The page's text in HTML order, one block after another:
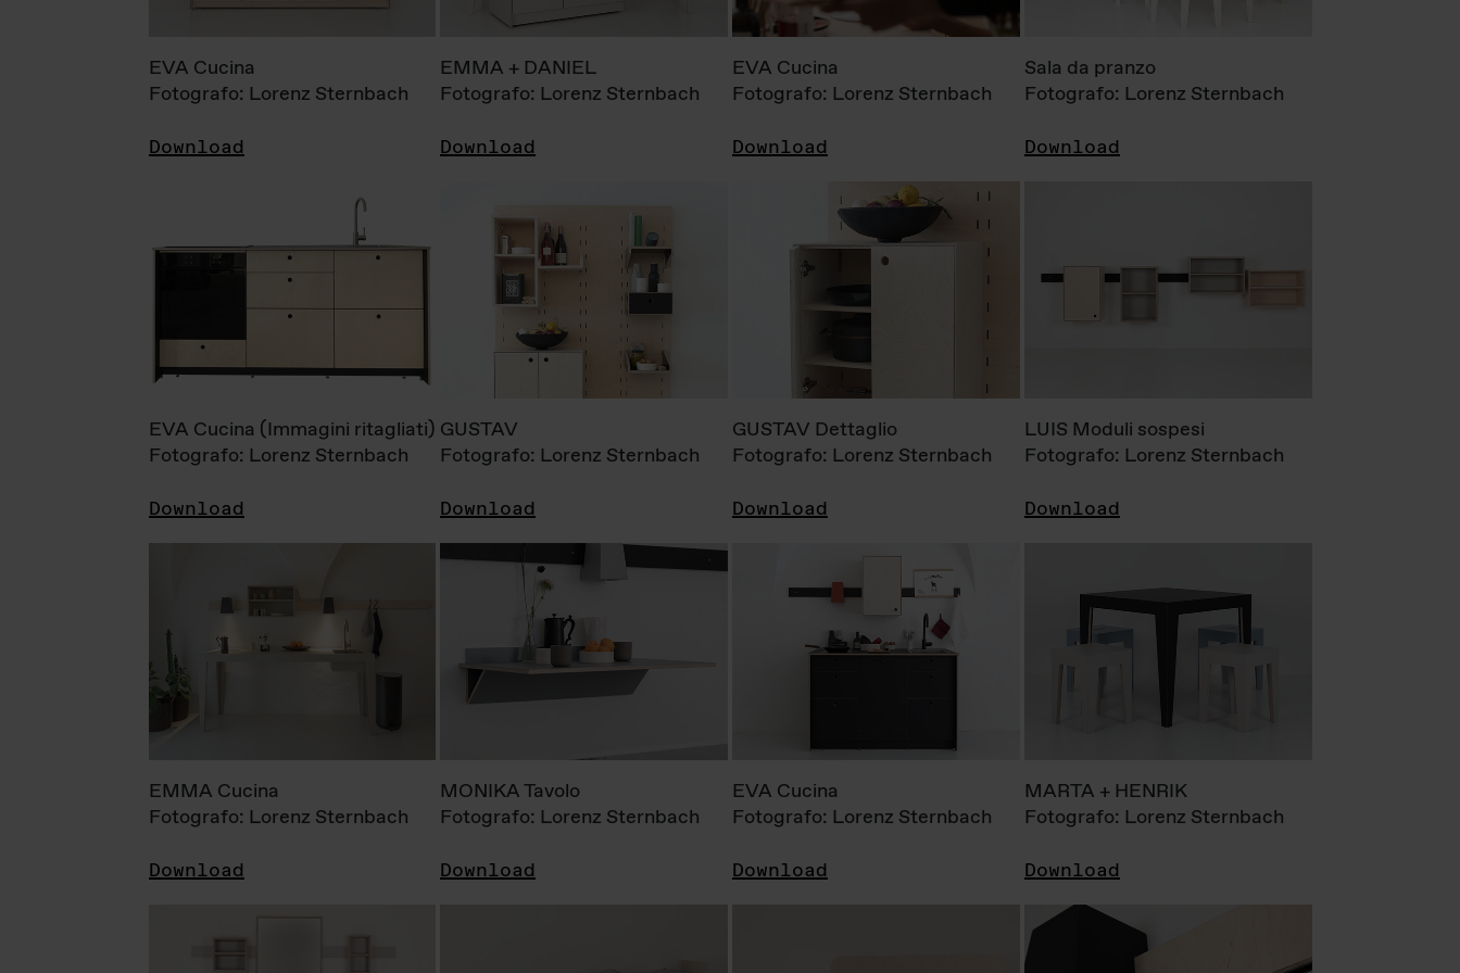
EVA Cucina
Fotografo: Lorenz Sternbach
Download
EMMA + DANIEL
Fotografo: Lorenz Sternbach
Download
EVA Cucina
Fotografo: Lorenz Sternbach
Download
Sala da pranzo
Fotografo: Lorenz Sternbach
Download
EVA Cucina (Immagini ritagliati)
Fotografo: Lorenz Sternbach
Download
GUSTAV
Fotografo: Lorenz Sternbach
Download
GUSTAV Dettaglio
Fotografo: Lorenz Sternbach
Download
LUIS Moduli sospesi
Fotografo: Lorenz Sternbach
Download
EMMA Cucina
Fotografo: Lorenz Sternbach
Download
MONIKA Tavolo
Fotografo: Lorenz Sternbach
Download
EVA Cucina
Fotografo: Lorenz Sternbach
Download
MARTA + HENRIK
Fotografo: Lorenz Sternbach
Download